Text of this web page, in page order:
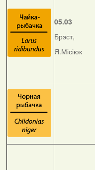
05.03
Брэст,
Я.Місіюк